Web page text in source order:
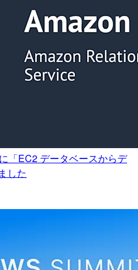
「EC2 データベースからデ
した